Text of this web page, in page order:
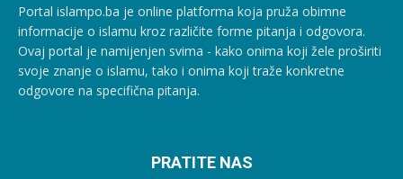
Portal islampo.ba je online platforma koja pruža obimne
informacije o islamu kroz različite forme pitanja i odgovora.
Ovaj portal je namijenjen svima - kako onima koji žele proširiti
svoje znanje o islamu, tako i onima koji traže konkretne
odgovore na specifična pitanja.
PRATITE NAS